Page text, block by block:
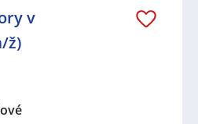
aktuálně největší zájem a
obsadit pracovní pozici v co
Mezi takové profese
/ kuchařka
Průmyslová a chemická
ruch
v
ž)